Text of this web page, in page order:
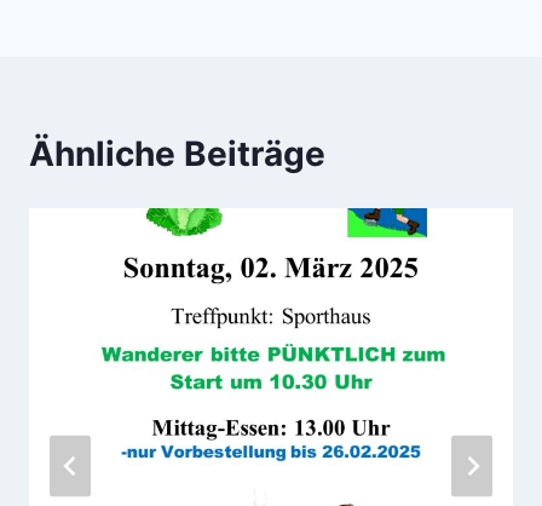
Ähnliche Beiträge